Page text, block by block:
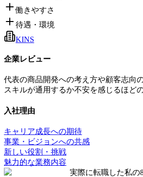
働きやすさ
待遇・環境
KINS
企業レビュー
代表の商品開発への考え方や顧客志向
スキルが通用するか不安を感じるほど
入社理由
キャリア成長への期待
事業・ビジョンへの共感
新しい役割・挑戦
魅力的な業務内容
実際に転職した私の